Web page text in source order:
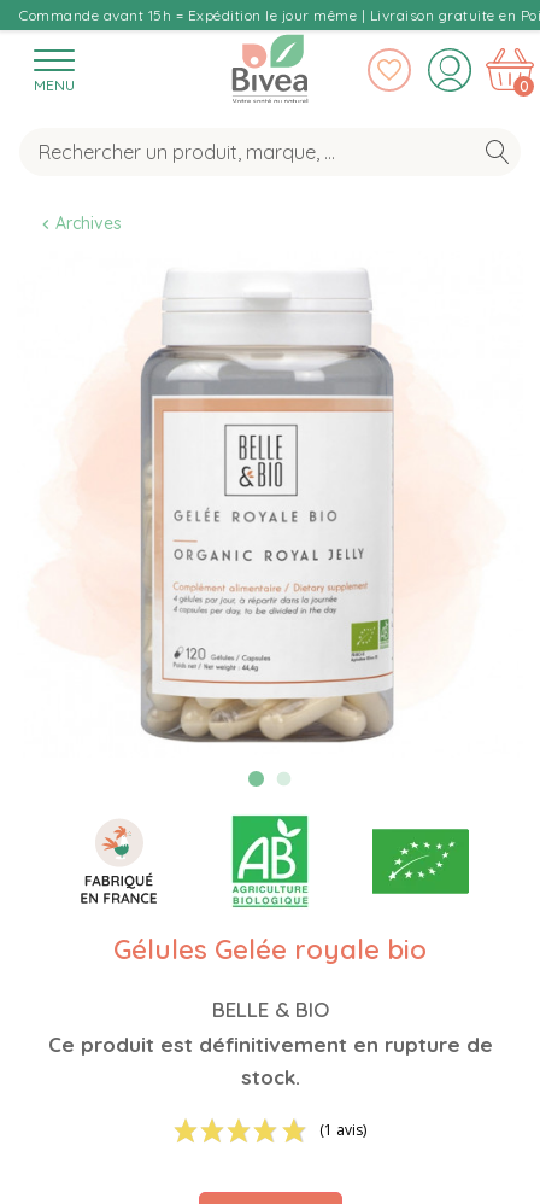
Commande avant 15h = Expédition le jour même | Livraison gratuite en
MENU 0
Archives
Gélules Gelée royale bio
BELLE & BIO
Ce produit est définitivement en rupture de
stock.
(1 avis)